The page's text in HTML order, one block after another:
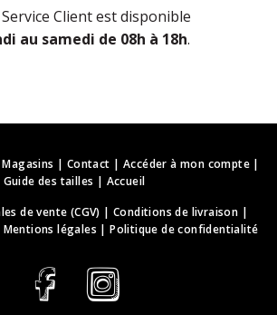
Client est disponible
au samedi de 08h à 18h.
Magasins | Contact | Accéder à mon compte|
Guide des tailles | Accueil
de vente (CGV) |Conditions de livraison |
Mentions légales |Politique de confidentialité